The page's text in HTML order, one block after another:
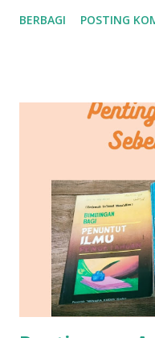
bagaimana caranya agar
Pernah gak kalian
saat sudah lelah
untuk kulit wajah.
menempel lebih lama.
sehat dan cerah
dua kali terutama pagi
sebelum tidur? Supaya
yang mungkin
tidur, wa...
BERBAGI POSTING